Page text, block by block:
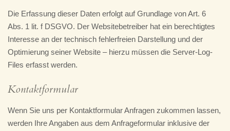
Die Erfassung dieser Daten erfolgt auf Grundlage von Art. 6
Abs. 1 lit. f DSGVO. Der Websitebetreiber hat ein berechtigtes
Interesse an der technisch fehlerfreien Darstellung und der
Optimierung seiner Website – hierzu müssen die Server-Log-
Files erfasst werden.
Kontaktformular
Wenn Sie uns per Kontaktformular Anfragen zukommen lassen,
werden Ihre Angaben aus dem Anfrageformular inklusive der